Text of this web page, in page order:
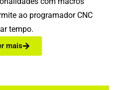
ao programador CNC
tempo.
mais